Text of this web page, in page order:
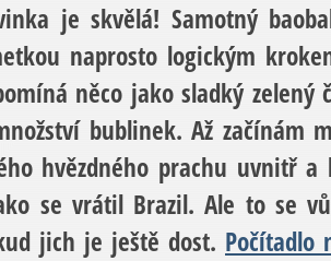
je skvělá! Samotný
naprosto logickým
něco jako sladký
bublinek. Až začínám
hvězdného prachu uvnitř
se vrátil Brazil. Ale to se
jich je ještě dost. Počítadlo